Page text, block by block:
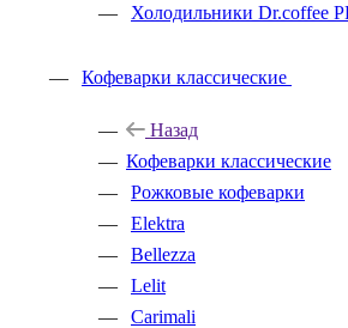
Холодильники Dr.coffee
Кофеварки классические
Назад
Кофеварки классические
Рожковые кофеварки
Elektra
Bellezza
Lelit
Carimali